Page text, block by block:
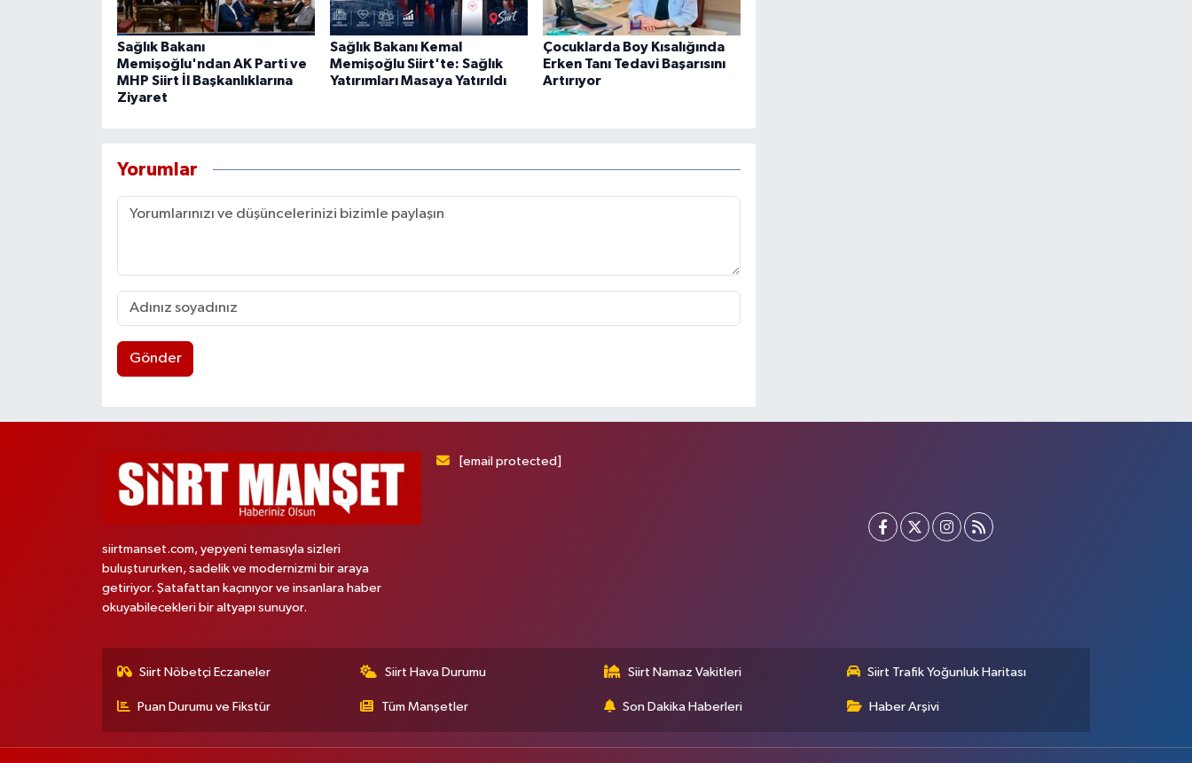
Sağlık Bakanı
Memişoğlu'ndan AK Parti ve
MHP Siirt İl Başkanlıklarına
Ziyaret
Sağlık Bakanı Kemal
Memişoğlu Siirt'te: Sağlık
Yatırımları Masaya Yatırıldı
Çocuklarda Boy Kısalığında
Erken Tanı Tedavi Başarısını
Artırıyor
Yorumlar
Gönder
siirtmanset.com, yepyeni temasıyla sizleri
buluştururken, sadelik ve modernizmi bir araya
getiriyor. Şatafattan kaçınıyor ve insanlara haber
okuyabilecekleri bir altyapı sunuyor.
[email protected]
Siirt Nöbetçi Eczaneler Siirt Hava Durumu Siirt Namaz Vakitleri Siirt Trafik Yoğunluk Haritası
Puan Durumu ve Fikstür Tüm Manşetler Son Dakika Haberleri Haber Arşivi